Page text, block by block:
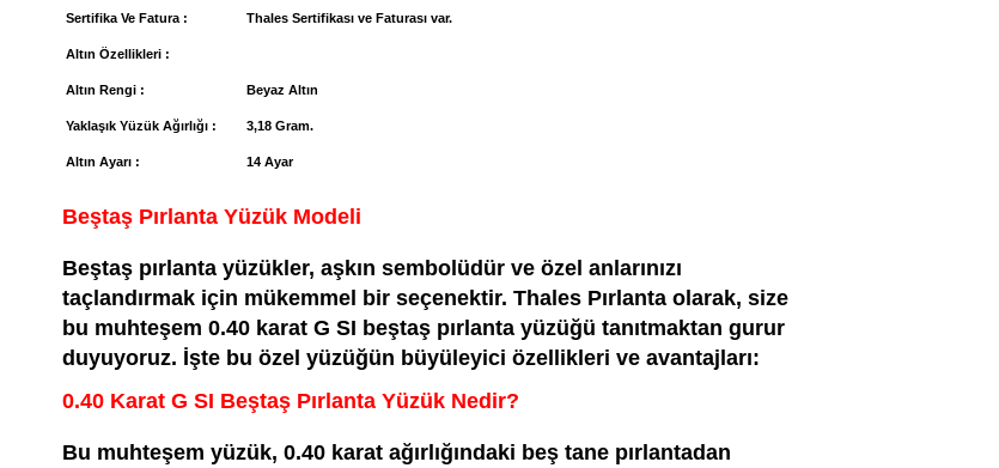
Sertifika Ve Fatura : Thales Sertifikası ve Faturası var.
Altın Özellikleri :
Altın Rengi : Beyaz Altın
Yaklaşık Yüzük Ağırlığı : 3,18 Gram.
Altın Ayarı : 14 Ayar
Beştaş Pırlanta Yüzük Modeli
Beştaş pırlanta yüzükler, aşkın sembolüdür ve özel anlarınızı
taçlandırmak için mükemmel bir seçenektir. Thales Pırlanta olarak, size
bu muhteşem 0.40 karat G SI beştaş pırlanta yüzüğü tanıtmaktan gurur
duyuyoruz. İşte bu özel yüzüğün büyüleyici özellikleri ve avantajları:
0.40 Karat G SI Beştaş Pırlanta Yüzük Nedir?
Bu muhteşem yüzük, 0.40 karat ağırlığındaki beş tane pırlantadan